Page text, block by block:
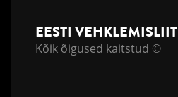
EESTI VEHKLEMISLIIT
Kõik õigused kaitstud ©